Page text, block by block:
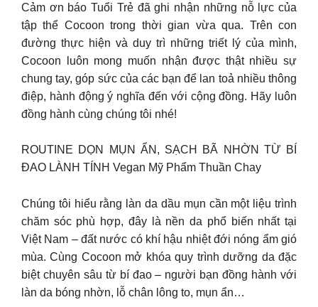
Cảm ơn báo Tuổi Trẻ đã ghi nhận những nỗ lực của
tập thể Cocoon trong thời gian vừa qua. Trên con
đường thực hiện và duy trì những triết lý của mình,
Cocoon luôn mong muốn nhận được thật nhiều sự
chung tay, góp sức của các bạn để lan toả nhiều thông
điệp, hành động ý nghĩa đến với cộng đồng. Hãy luôn
đồng hành cùng chúng tôi nhé!
ROUTINE DỌN MỤN ẨN, SẠCH BÃ NHỜN TỪ BÍ
ĐAO LÀNH TÍNH Vegan Mỹ Phẩm Thuần Chay
Chúng tôi hiểu rằng làn da dầu mụn cần một liệu trình
chăm sóc phù hợp, đây là nền da phổ biến nhất tại
Việt Nam – đất nước có khí hậu nhiệt đới nóng ẩm gió
mùa. Cùng Cocoon mở khóa quy trình dưỡng da đặc
biệt chuyên sâu từ bí đao – người bạn đồng hành với
làn da bóng nhờn, lỗ chân lông to, mụn ẩn…